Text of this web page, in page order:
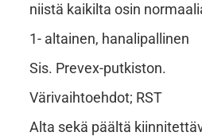
niistä kaikilta osin
1- altainen, hanalipallinen
Sis. Prevex-putkiston.
Värivaihtoehdot; RST
Alta sekä päältä